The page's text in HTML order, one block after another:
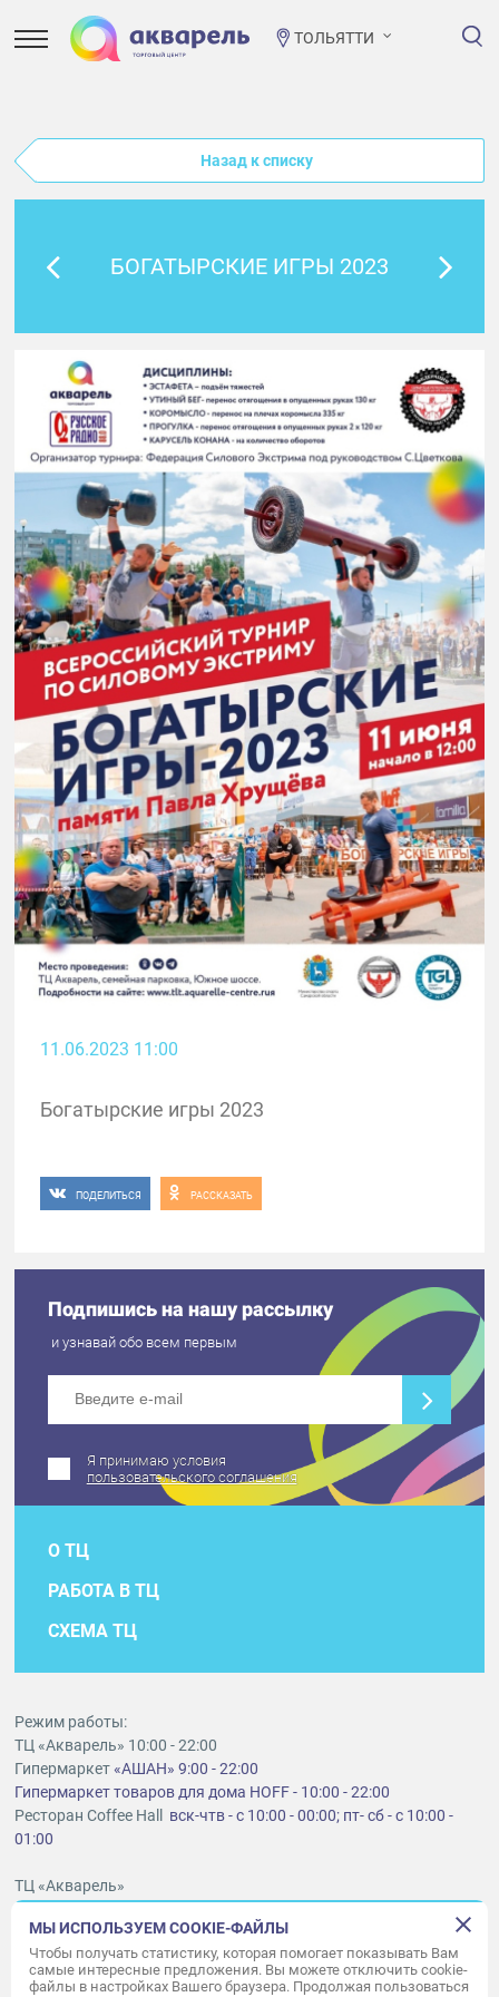
ТОЛЬЯТТИ
Назад к списку
БОГАТЫРСКИЕ ИГРЫ 2023
11.06.2023 11:00
Богатырские игры 2023
ПОДЕЛИТЬСЯ РАССКАЗАТЬ
Подпишись на нашу рассылку
и узнавай обо всем первым
Я принимаю условия
пользовательского соглашения
О ТЦ
РАБОТА В ТЦ
СХЕМА ТЦ
Режим работы:
ТЦ «Акварель» 10:00 - 22:00
Гипермаркет«АШАН» 9:00 - 22:00
Гипермаркет товаров для дома HOFF - 10:00 - 22:00
Ресторан Coffee Hall вск-чтв - с 10:00 - 00:00; пт- сб - с 10:00 -
01:00
ТЦ «Акварель»
lt@aquarelle-centre.ru
ООО «Акварель»
МЫ ИСПОЛЬЗУЕМ COOKIE-ФАЙЛЫ
Чтобы получать статистику, которая помогает показывать Вам
самые интересные предложения. Вы можете отключить cookie-
файлы в настройках Вашего браузера. Продолжая пользоваться